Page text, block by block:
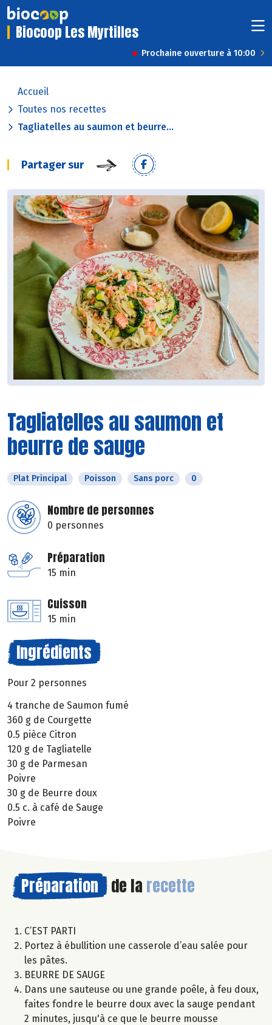
Biocoop Les Myrtilles
Prochaine ouverture à 10:00
Accueil
Toutes nos recettes
Tagliatelles au saumon et beurre...
Partager sur
Tagliatelles au saumon et
beurre de sauge
Plat Principal Poisson Sans porc 0
Nombre de personnes
0 personnes
Préparation
15 min
Cuisson
15 min
Ingrédients
Pour 2 personnes
4 tranche de Saumon fumé
360 g de Courgette
0.5 pièce Citron
120 g de Tagliatelle
30 g de Parmesan
Poivre
30 g de Beurre doux
0.5 c. à café de Sauge
Poivre
Préparation de la recette
C’EST PARTI
Portez à ébullition une casserole d’eau salée pour
les pâtes.
BEURRE DE SAUGE
Dans une sauteuse ou une grande poêle, à feu doux,
faites fondre le beurre doux avec la sauge pendant
2 minutes, jusqu'à ce que le beurre mousse